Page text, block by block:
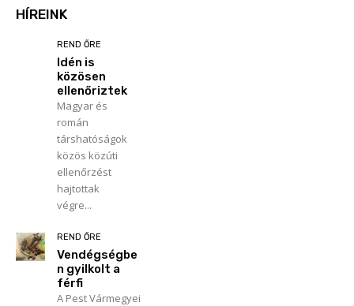
HÍREINK
REND ŐRE
Idén is
közösen
ellenőriztek
Magyar és
román
társhatóságok
közös közúti
ellenőrzést
hajtottak
végre...
REND ŐRE
Vendégségbe
n gyilkolt a
férfi
A Pest Vármegyei